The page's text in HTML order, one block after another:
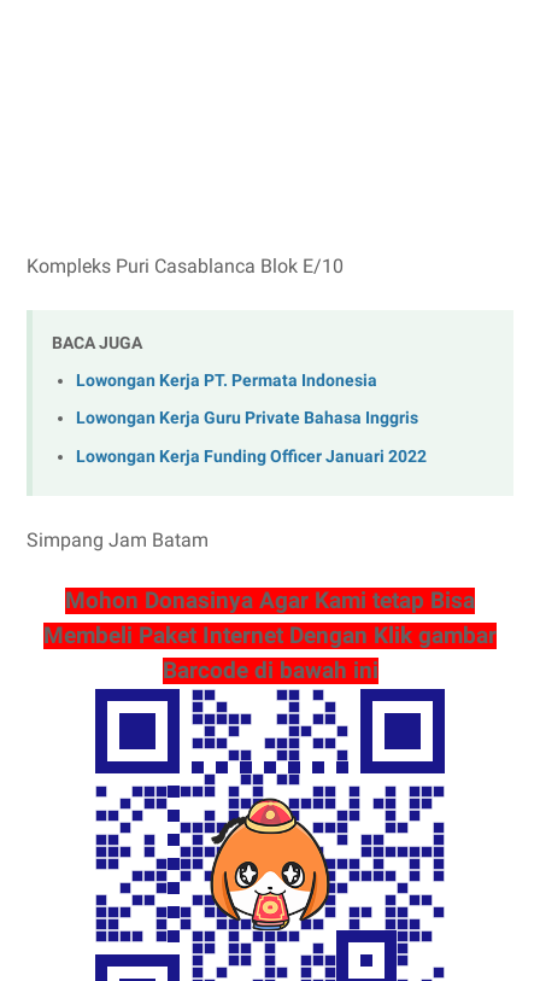
Kompleks Puri Casablanca Blok E/10
BACA JUGA
Lowongan Kerja PT. Permata Indonesia
Lowongan Kerja Guru Private Bahasa Inggris
Lowongan Kerja Funding Officer Januari 2022
Simpang Jam Batam
Mohon Donasinya Agar Kami tetap Bisa
Membeli Paket Internet Dengan Klik gambar
Barcode di bawah ini